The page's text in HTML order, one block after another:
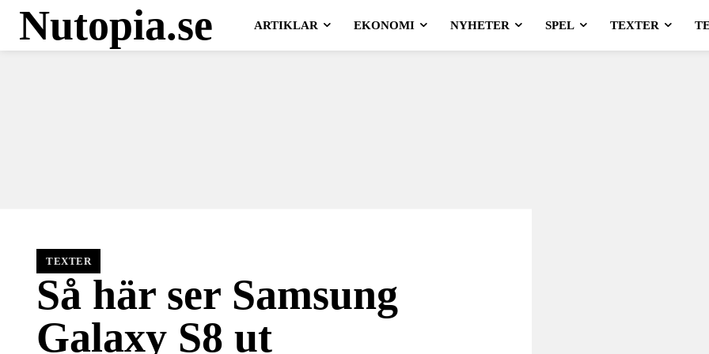
Nutopia.se ARTIKLAR EKONOMI NYHETER SPEL TEXTER
TEXTER
Så här ser Samsung
Galaxy S8 ut